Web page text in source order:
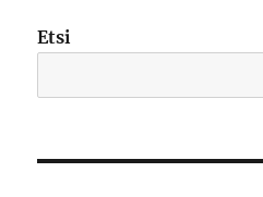
Etsi